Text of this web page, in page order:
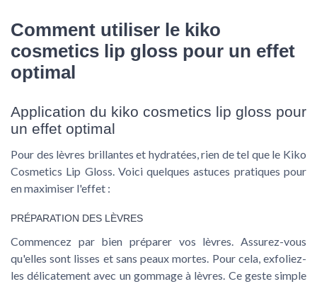
Comment utiliser le kiko
cosmetics lip gloss pour un effet
optimal
Application du kiko cosmetics lip gloss pour
un effet optimal
Pour des lèvres brillantes et hydratées, rien de tel que le Kiko
Cosmetics Lip Gloss. Voici quelques astuces pratiques pour
en maximiser l'effet :
PRÉPARATION DES LÈVRES
Commencez par bien préparer vos lèvres. Assurez-vous
qu'elles sont lisses et sans peaux mortes. Pour cela, exfoliez-
les délicatement avec un gommage à lèvres. Ce geste simple